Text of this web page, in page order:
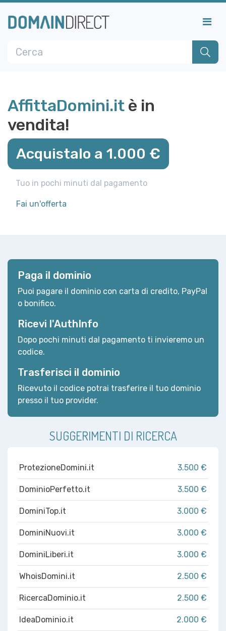
AffittaDomini.it è in
vendita!
Acquistalo a 1.000 €
Tuo in pochi minuti dal pagamento
Fai un'offerta
Paga il dominio
Puoi pagare il dominio con carta di credito, PayPal
o bonifico.
Ricevi l'AuthInfo
Dopo pochi minuti dal pagamento ti invieremo un
codice.
Trasferisci il dominio
Ricevuto il codice potrai trasferire il tuo dominio
presso il tuo provider.
SUGGERIMENTI DI RICERCA
ProtezioneDomini.it 3.500 €
DominioPerfetto.it 3.500 €
DominiTop.it 3.000 €
DominiNuovi.it 3.000 €
DominiLiberi.it 3.000 €
WhoisDomini.it 2.500 €
RicercaDominio.it 2.500 €
IdeaDominio.it 2.000 €